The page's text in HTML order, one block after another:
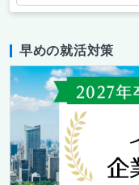
早めの就活対策